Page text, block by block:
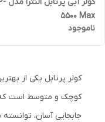
5500 Max
ناموجود
کولر پرتابل یکی از
کوچک و متوسط است که
جابجایی آسان،